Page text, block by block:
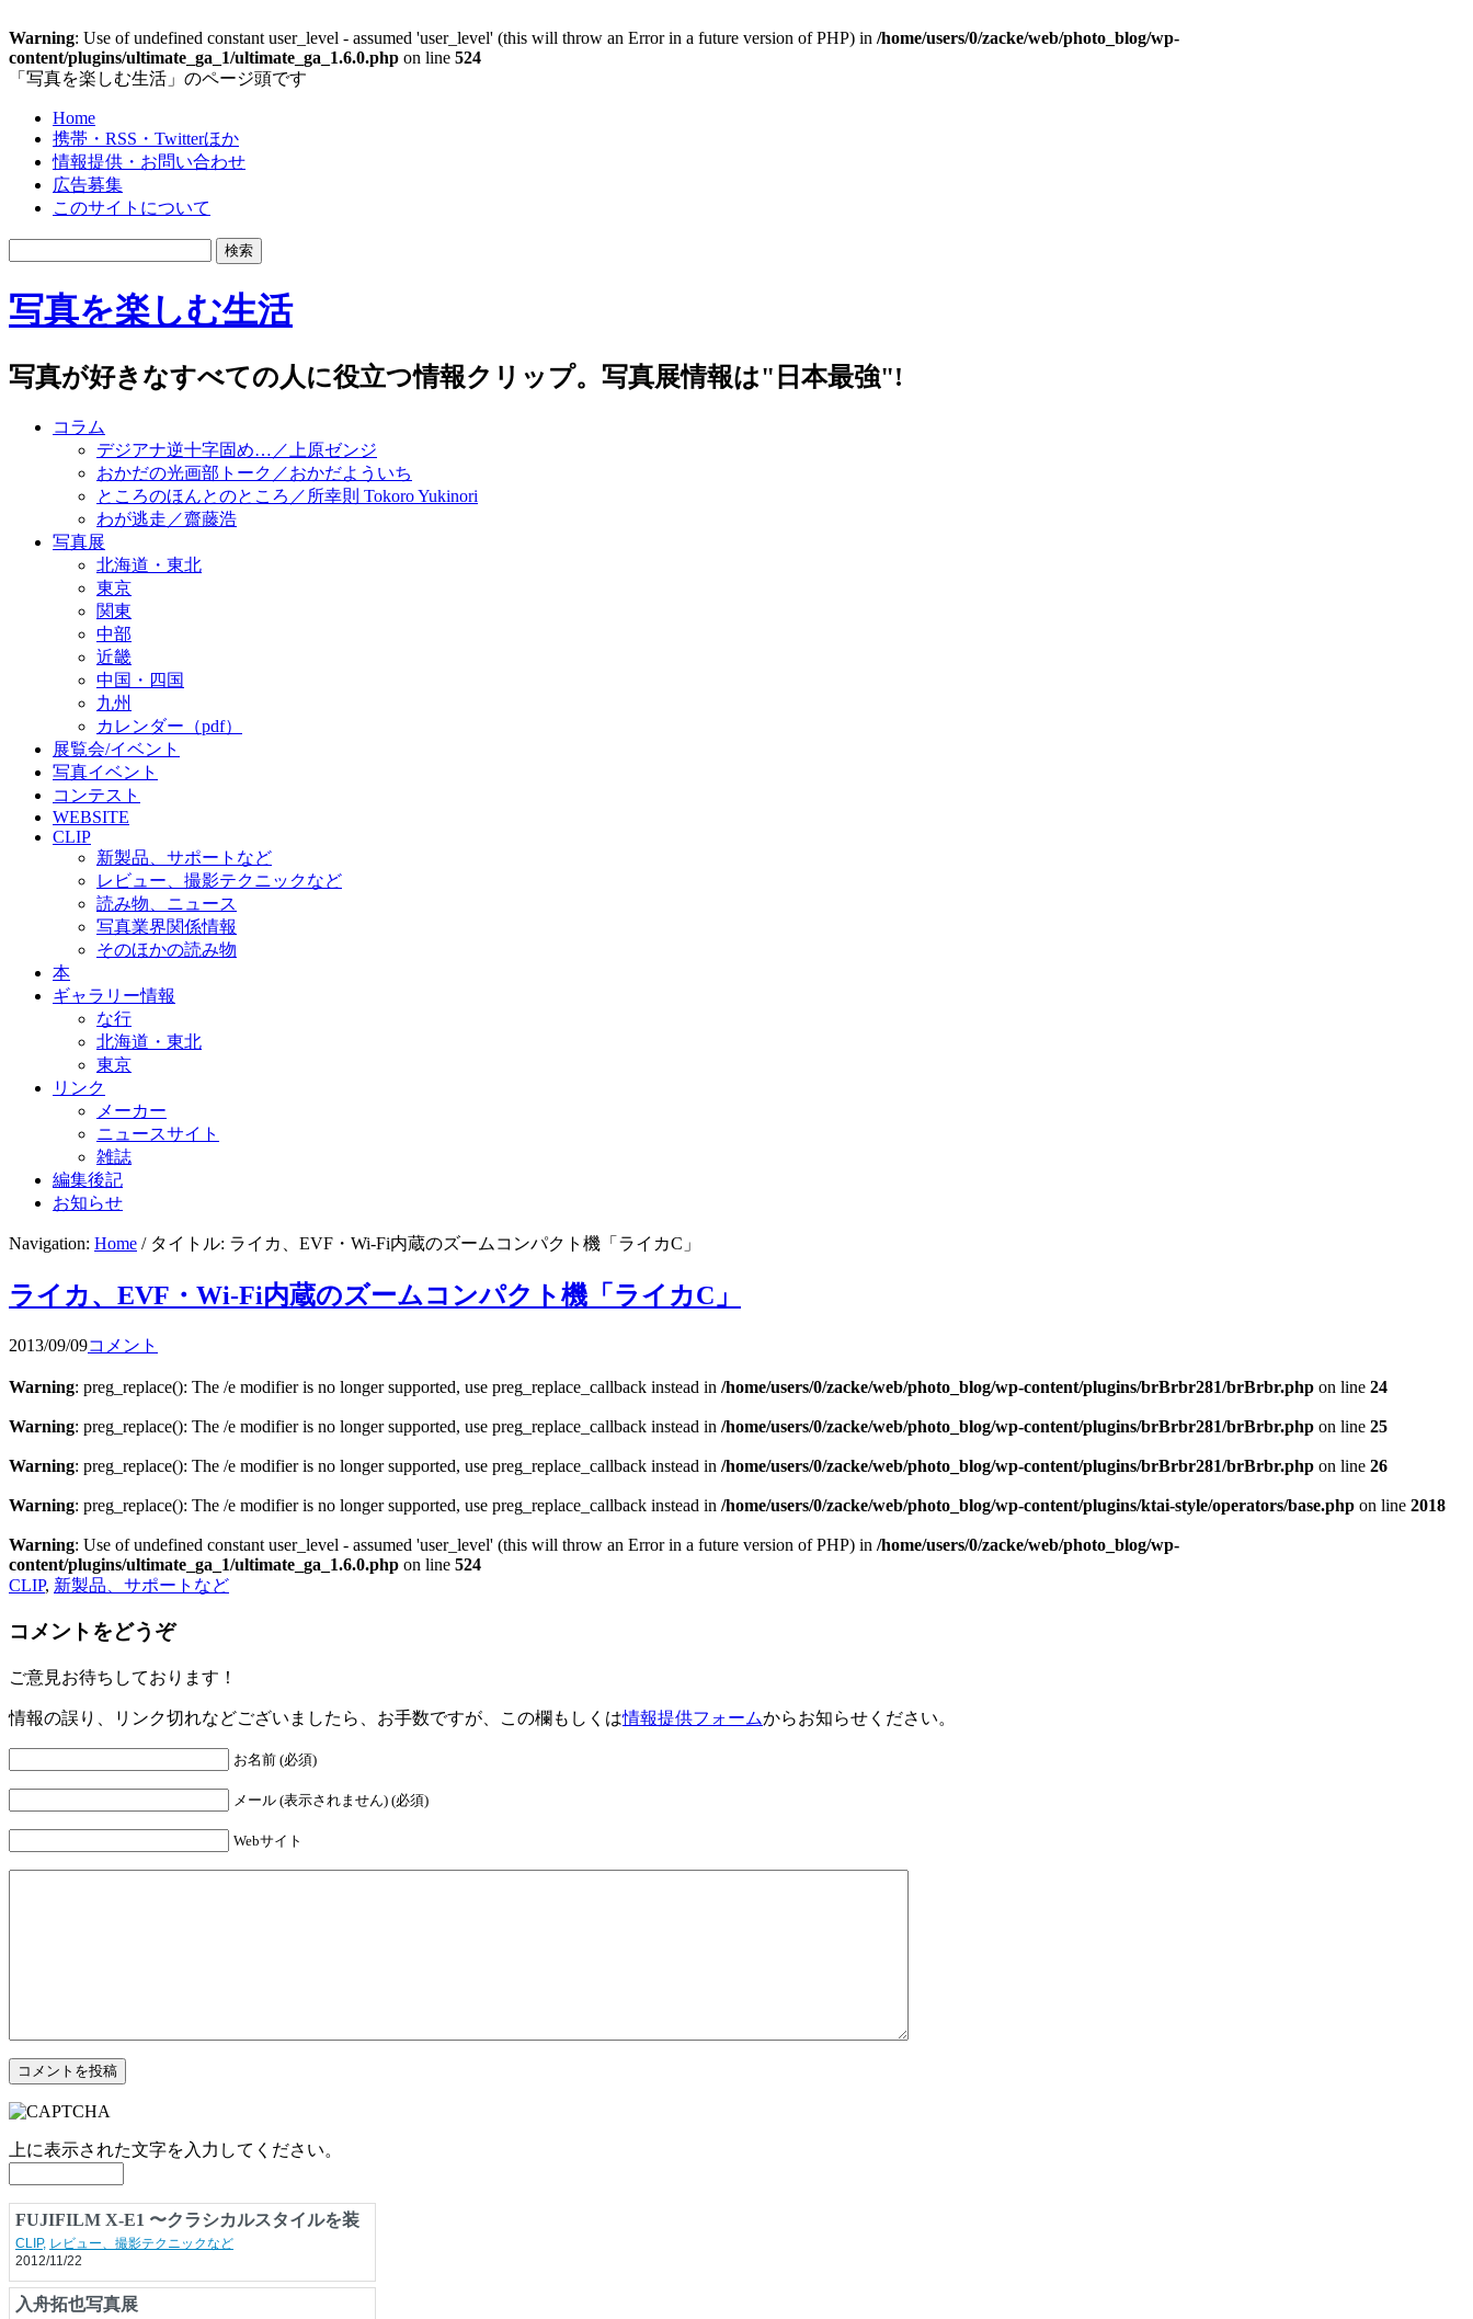
Warning: Use of undefined constant user_level - assumed 'user_level' (this will throw an Error in a future version of PHP) in /home/users/0/zacke/web/photo_blog/wp-
content/plugins/ultimate_ga_1/ultimate_ga_1.6.0.php on line 524
「写真を楽しむ生活」のページ頭です
Home
携帯・RSS・Twitterほか
情報提供・お問い合わせ
広告募集
このサイトについて
写真を楽しむ生活
写真が好きなすべての人に役立つ情報クリップ。写真展情報は"日本最強"!
コラム
デジアナ逆十字固め…／上原ゼンジ
おかだの光画部トーク／おかだよういち
ところのほんとのところ／所幸則 Tokoro Yukinori
わが逃走／齋藤浩
写真展
北海道・東北
東京
関東
中部
近畿
中国・四国
九州
カレンダー（pdf）
展覧会/イベント
写真イベント
コンテスト
WEBSITE
CLIP
新製品、サポートなど
レビュー、撮影テクニックなど
読み物、ニュース
写真業界関係情報
そのほかの読み物
本
ギャラリー情報
な行
北海道・東北
東京
リンク
メーカー
ニュースサイト
雑誌
編集後記
お知らせ
Navigation: Home / タイトル: ライカ、EVF・Wi-Fi内蔵のズームコンパクト機「ライカC」
ライカ、EVF・Wi-Fi内蔵のズームコンパクト機「ライカC」
2013/09/09コメント
Warning: preg_replace(): The /e modifier is no longer supported, use preg_replace_callback instead in /home/users/0/zacke/web/photo_blog/wp-content/plugins/brBrbr281/brBrbr.php on line 24
Warning: preg_replace(): The /e modifier is no longer supported, use preg_replace_callback instead in /home/users/0/zacke/web/photo_blog/wp-content/plugins/brBrbr281/brBrbr.php on line 25
Warning: preg_replace(): The /e modifier is no longer supported, use preg_replace_callback instead in /home/users/0/zacke/web/photo_blog/wp-content/plugins/brBrbr281/brBrbr.php on line 26
Warning: preg_replace(): The /e modifier is no longer supported, use preg_replace_callback instead in /home/users/0/zacke/web/photo_blog/wp-content/plugins/ktai-style/operators/base.php on line 2018
Warning: Use of undefined constant user_level - assumed 'user_level' (this will throw an Error in a future version of PHP) in /home/users/0/zacke/web/photo_blog/wp-
content/plugins/ultimate_ga_1/ultimate_ga_1.6.0.php on line 524
CLIP, 新製品、サポートなど
コメントをどうぞ
ご意見お待ちしております！
情報の誤り、リンク切れなどございましたら、お手数ですが、この欄もしくは情報提供フォームからお知らせください。
お名前 (必須)
メール (表示されません) (必須)
Webサイト
上に表示された文字を入力してください。
FUJIFILM X-E1 〜クラシカルスタイルを装
うローパスフィルターレスなハイクオリティ
機
CLIP, レビュー、撮影テクニックなど
2012/11/22
入舟拓也写真展